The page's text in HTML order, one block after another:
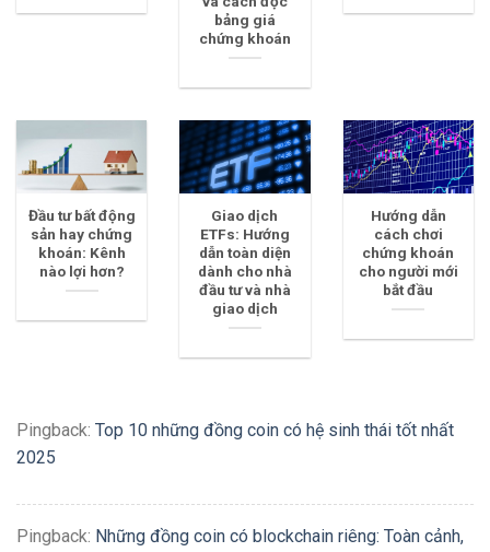
bảng giá
chứng khoán
Đầu tư bất động
sản hay chứng
khoán: Kênh
nào lợi hơn?
Giao dịch
ETFs: Hướng
dẫn toàn diện
dành cho nhà
đầu tư và nhà
giao dịch
Hướng dẫn
cách chơi
chứng khoán
cho người mới
bắt đầu
Pingback: Top 10 những đồng coin có hệ sinh thái tốt nhất
2025
Pingback: Những đồng coin có blockchain riêng: Toàn cảnh,